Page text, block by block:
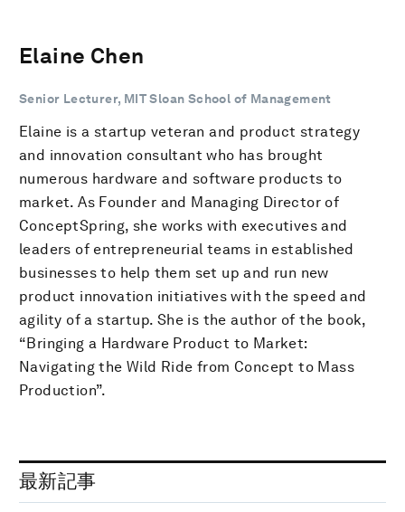
Elaine Chen
Senior Lecturer, MIT Sloan School of Management
Elaine is a startup veteran and product strategy
and innovation consultant who has brought
numerous hardware and software products to
market. As Founder and Managing Director of
ConceptSpring, she works with executives and
leaders of entrepreneurial teams in established
businesses to help them set up and run new
product innovation initiatives with the speed and
agility of a startup. She is the author of the book,
“Bringing a Hardware Product to Market:
Navigating the Wild Ride from Concept to Mass
Production”.
最新記事